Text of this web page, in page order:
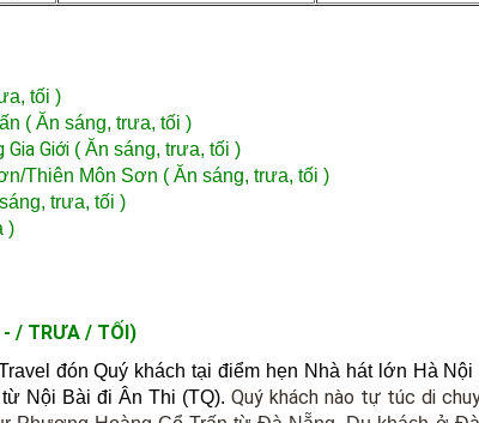
tối )
( Ăn sáng, trưa, tối )
Giới ( Ăn sáng, trưa, tối )
Thiên Môn Sơn ( Ăn sáng, trưa, tối )
trưa, tối )
)
- / TRƯA / TỐI)
đón Quý khách tại điểm hẹn Nhà hát lớn Hà
Nội Bài đi Ân Thi (TQ). Quý khách nào tự túc di